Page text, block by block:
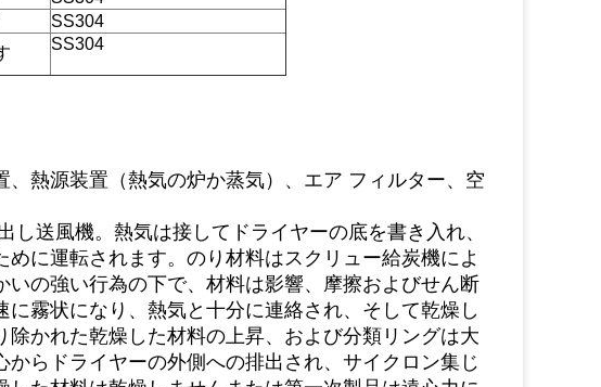
SS304
SS304
熱源装置（熱気の炉か蒸気）、エア フィルター、空
送風機。熱気は接してドライヤーの底を書き入れ、
に運転されます。のり材料はスクリュー給炭機によ
の強い行為の下で、材料は影響、摩擦およびせん断
霧状になり、熱気と十分に連絡され、そして乾燥し
かれた乾燥した材料の上昇、および分類リングは大
らドライヤーの外側への排出され、サイクロン集じ